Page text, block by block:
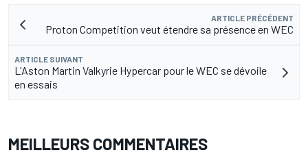
ARTICLE PRÉCÉDENT
Proton Competition veut étendre sa présence en WEC
ARTICLE SUIVANT
L'Aston Martin Valkyrie Hypercar pour le WEC se dévoile
en essais
MEILLEURS COMMENTAIRES